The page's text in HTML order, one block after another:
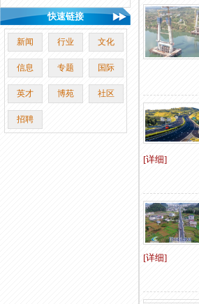
快速链接
新闻 行业 文化
信息 专题 国际
英才 博苑 社区
招聘
[详细]
[详细]